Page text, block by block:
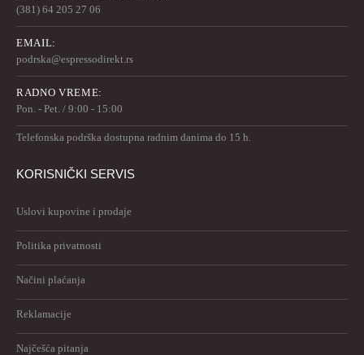
(381) 64 205 27 06
EMAIL:
podrska@espressodirekt.rs
RADNO VREME:
Pon. - Pet. / 9:00 - 15:00
Telefonska podrška dostupna radnim danima do 15 h.
KORISNIČKI SERVIS
Uslovi kupovine i prodaje
Politika privatnosti
Načini plaćanja
Reklamacije
Najčešća pitanja